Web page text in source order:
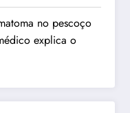
no pescoço
explica o